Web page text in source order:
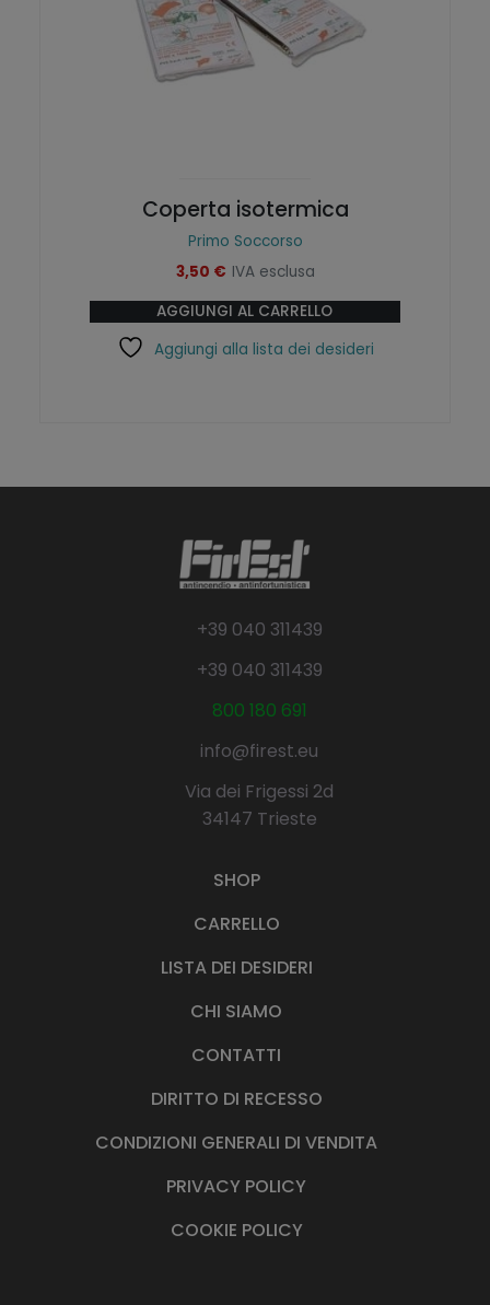
Coperta isotermica
Primo Soccorso
3,50 € IVA esclusa
AGGIUNGI AL CARRELLO
Aggiungi alla lista dei desideri
+39 040 311439
+39 040 311439
800 180 691
info@firest.eu
Via dei Frigessi 2d
34147 Trieste
SHOP
CARRELLO
LISTA DEI DESIDERI
CHI SIAMO
CONTATTI
DIRITTO DI RECESSO
CONDIZIONI GENERALI DI VENDITA
PRIVACY POLICY
COOKIE POLICY